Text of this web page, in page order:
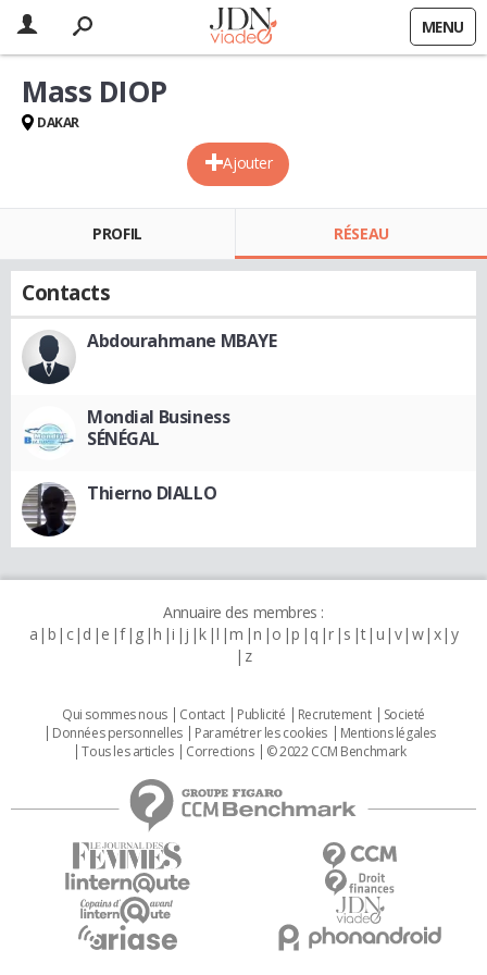
MENU
Ajouter
Mass DIOP
DAKAR
PROFIL RÉSEAU
Contacts
Abdourahmane MBAYE
Mondial Business
SÉNÉGAL
Thierno DIALLO
Annuaire des membres :
a b c d e f g h i j k l m n o p q r s t u v w x y
z
Qui sommes nous Contact Publicité Recrutement
Societé
Données personnelles
Paramétrer les cookies
Mentions légales
Tous les articles
Corrections © 2022 CCM Benchmark